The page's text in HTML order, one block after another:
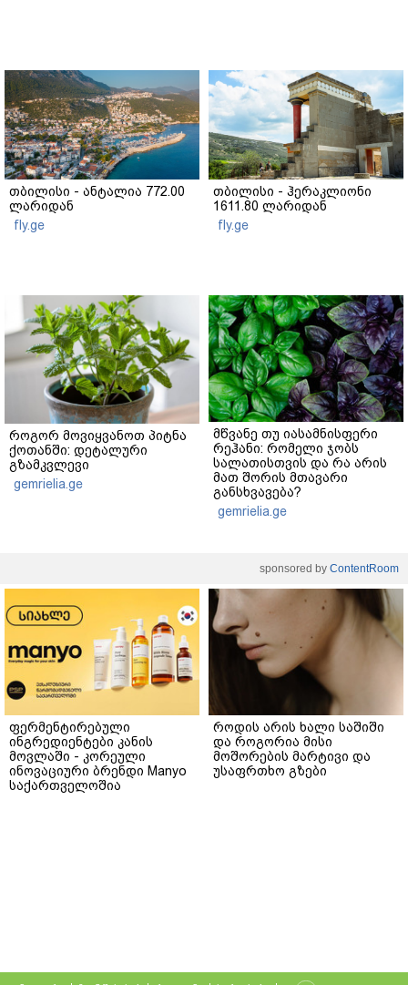
თბილისი - ანტალია 772.00
ლარიდან
fly.ge
თბილისი - ჰერაკლიონი
1611.80 ლარიდან
fly.ge
როგორ მოვიყვანოთ პიტნა
ქოთანში: დეტალური
გზამკვლევი
gemrielia.ge
მწვანე თუ იასამნისფერი
რეჰანი: რომელი ჯობს
სალათისთვის და რა არის
მათ შორის მთავარი
განსხვავება?
gemrielia.ge
sponsored by ContentRoom
ფერმენტირებული
ინგრედიენტები კანის
მოვლაში - კორეული
ინოვაციური ბრენდი Manyo
საქართველოშია
როდის არის ხალი საშიში
და როგორია მისი
მოშორების მარტივი და
უსაფრთხო გზები